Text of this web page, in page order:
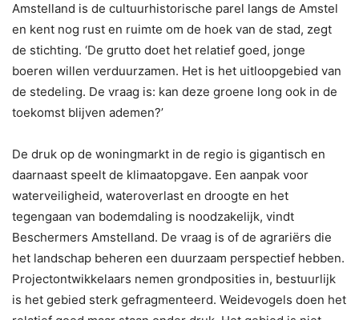
Amstelland is de cultuurhistorische parel langs de Amstel
en kent nog rust en ruimte om de hoek van de stad, zegt
de stichting. ‘De grutto doet het relatief goed, jonge
boeren willen verduurzamen. Het is het uitloopgebied van
de stedeling. De vraag is: kan deze groene long ook in de
toekomst blijven ademen?’
De druk op de woningmarkt in de regio is gigantisch en
daarnaast speelt de klimaatopgave. Een aanpak voor
waterveiligheid, wateroverlast en droogte en het
tegengaan van bodemdaling is noodzakelijk, vindt
Beschermers Amstelland. De vraag is of de agrariërs die
het landschap beheren een duurzaam perspectief hebben.
Projectontwikkelaars nemen grondposities in, bestuurlijk
is het gebied sterk gefragmenteerd. Weidevogels doen het